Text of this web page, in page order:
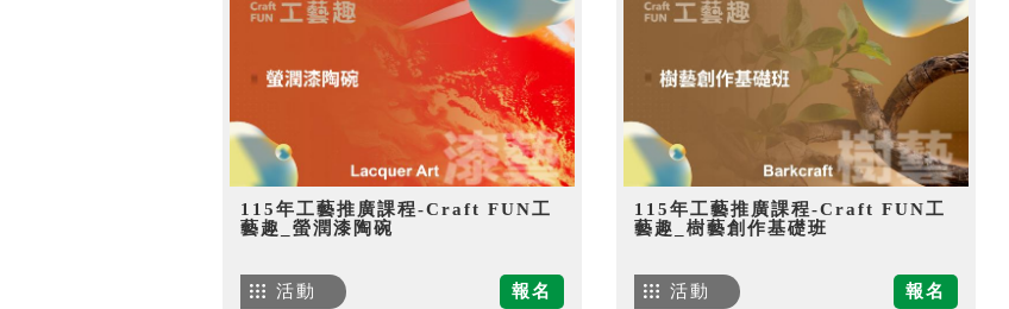
115年工藝推廣課程-Craft FUN工
藝趣_螢潤漆陶碗
報名
活動
115年工藝推廣課程-Craft FUN工
藝趣_樹藝創作基礎班
報名
活動